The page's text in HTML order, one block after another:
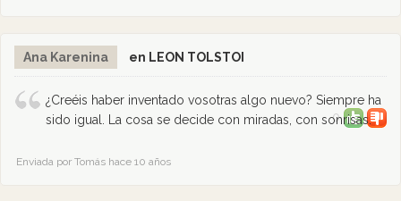
Ana Karenina en LEON TOLSTOI
¿Creéis haber inventado vosotras algo nuevo? Siempre ha
sido igual. La cosa se decide con miradas, con sonrisas.
0
Enviada por Tomás hace 10 años